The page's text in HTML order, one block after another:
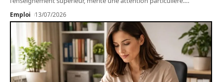
Emploi 13/07/2026